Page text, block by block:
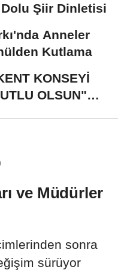
Şiir Dinletisi
Anneler
Kutlama
KONSEYİ
OLSUN"
ve Müdürler
sonra
sürüyor